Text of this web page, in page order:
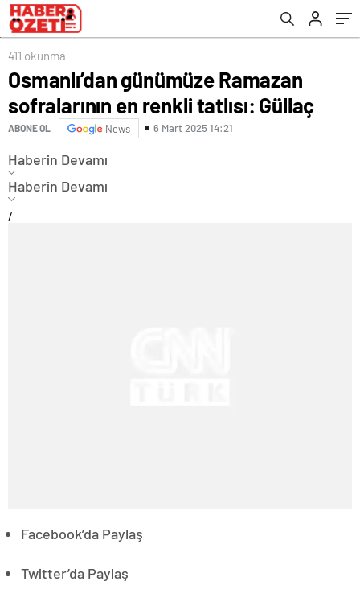
411 okunma
Osmanlı’dan günümüze Ramazan
sofralarının en renkli tatlısı: Güllaç
ABONE OL News 6 Mart 2025 14:21
Haberin Devamı
Haberin Devamı
/
Facebook’da Paylaş
Twitter’da Paylaş